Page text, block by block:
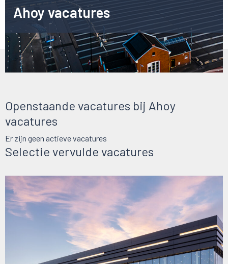
Ahoy vacatures
Selectie vervulde vacatures
Openstaande vacatures bij Ahoy
vacatures
Er zijn geen actieve vacatures